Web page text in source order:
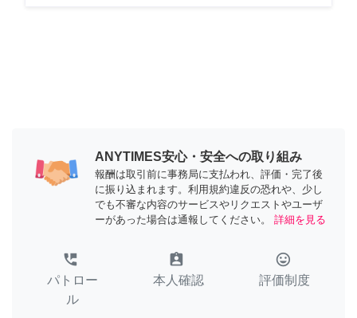
ANYTIMES安心・安全への取り組み
報酬は取引前に事務局に支払われ、評価・完了後
に振り込まれます。利用規約違反の恐れや、少し
でも不審な内容のサービスやリクエストやユーザ
ーがあった場合は通報してください。
詳細を見る
perm_phone_msg
パトロー
ル
assignment_ind
本人確認
tag_faces
評価制度